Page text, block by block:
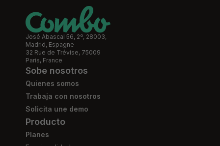
José Abascal 56, 2º, 28003,
Madrid, Espagne
32 Rue de Trévise, 75009
Paris, France
Sobe nosotros
Quienes somos
Trabaja con nosotros
Solicita une demo
Producto
Planes